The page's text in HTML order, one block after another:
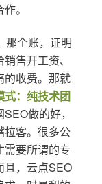
。
那个账，证明
售开工资、
的收费。那就
式：纯技术团
做的好，
拉客。很多公
需要所谓的专
且，云点SEO